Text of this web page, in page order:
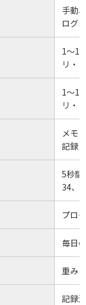
手動
ログ
1～
リ・
1～
リ・
メモ
記録
5秒間
34、
プロ
毎日
重み
記録